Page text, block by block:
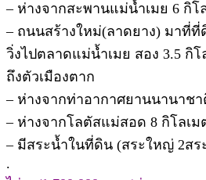
– ห่างจากสะพานแม่น้ำเมย 6 กิโ
– ถนนสร้างใหม่(ลาดยาง) มาที่ที่
วิ่งไปตลาดแม่น้ำเมย สอง 3.5 กิ
ถึงตัวเมืองตาก
– ห่างจากท่าอากาศยานนานาช
– ห่างจากโลตัสแม่สอด 8 กิโลเม
– มีสระน้ำในที่ดิน (สระใหญ่ 2สร
.